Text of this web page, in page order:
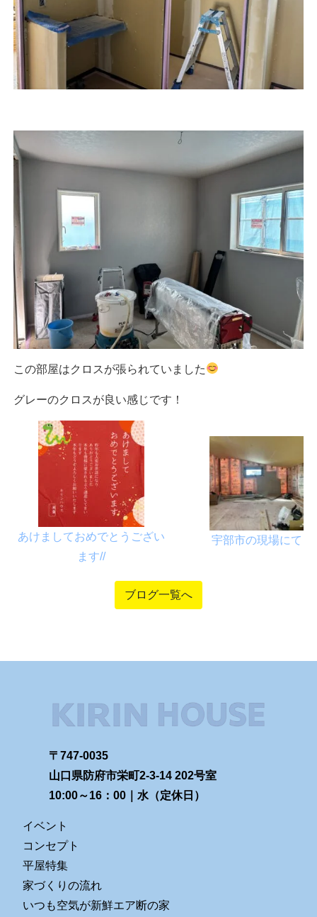
この部屋はクロスが張られていました
グレーのクロスが良い感じです！
あけましておめでとうござい
ます//
宇部市の現場にて
ブログ一覧へ
〒747-0035
山口県防府市栄町2-3-14 202号室
10:00～16：00｜水（定休日）
イベント
コンセプト
平屋特集
家づくりの流れ
いつも空気が新鮮エア断の家